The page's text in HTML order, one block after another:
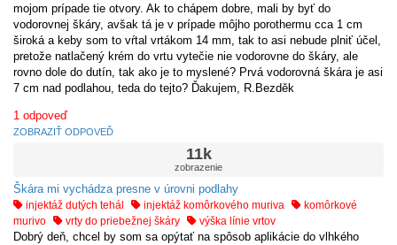
mojom prípade tie otvory. Ak to chápem dobre, mali by byť do
vodorovnej škáry, avšak tá je v prípade môjho porothermu cca 1 cm
široká a keby som to vŕtal vrtákom 14 mm, tak to asi nebude plniť účel,
pretože natlačený krém do vrtu vytečie nie vodorovne do škáry, ale
rovno dole do dutín, tak ako je to myslené? Prvá vodorovná škára je asi
7 cm nad podlahou, teda do tejto? Ďakujem, R.Bezděk
1 odpoveď
ZOBRAZIŤ ODPOVEĎ
11k
zobrazenie
Škára mi vychádza presne v úrovni podlahy
injektáž dutých tehál injektáž komôrkového muriva
komôrkové
murivo
vrty do priebežnej škáry výška línie vrtov
Dobrý deň, chcel by som sa opýtať na spôsob aplikácie do vlhkého